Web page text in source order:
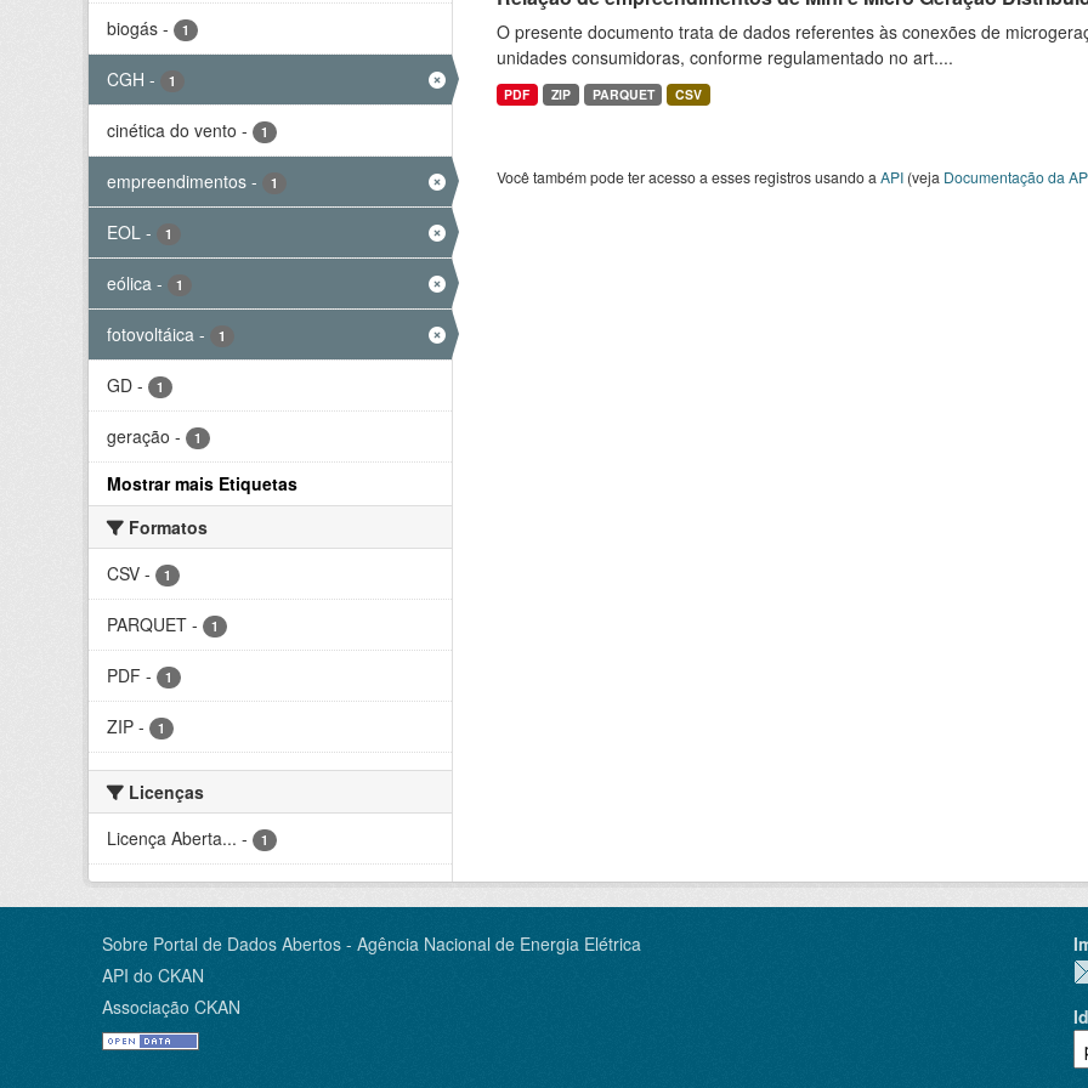
biogás - 1
CGH - 1
cinética do vento - 1
empreendimentos - 1
EOL - 1
eólica - 1
fotovoltáica - 1
GD - 1
geração - 1
Mostrar mais Etiquetas
Formatos
CSV - 1
PARQUET - 1
PDF - 1
ZIP - 1
Licenças
Licença Aberta... - 1
O presente documento trata de dados referentes às conexões de
unidades consumidoras, conforme regulamentado no art....
PDF ZIP PARQUET CSV
Você também pode ter acesso a esses registros usando a API(veja Documentação da
Sobre Portal de Dados Abertos - Agência Nacional de Energia Elétrica
API do CKAN
Associação CKAN